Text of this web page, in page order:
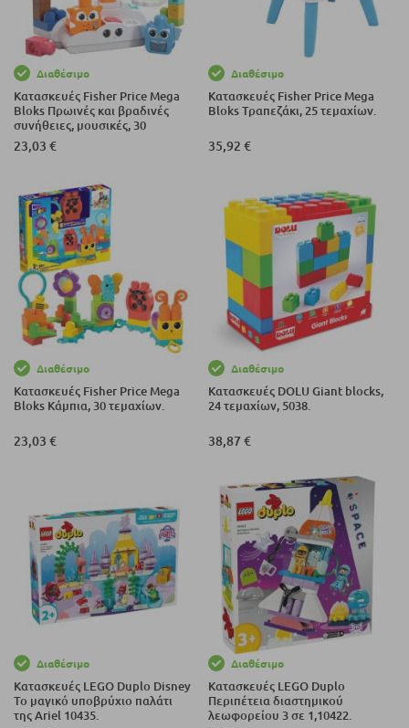
Διαθέσιμο
Κατασκευές Fisher Price Mega
Bloks Πρωινές και βραδινές
συνήθειες, μουσικές, 30
τεμαχίων.
23,03 €
Διαθέσιμο
Κατασκευές Fisher Price Mega
Bloks Τραπεζάκι, 25 τεμαχίων.
35,92 €
Διαθέσιμο
Κατασκευές Fisher Price Mega
Bloks Κάμπια, 30 τεμαχίων.
23,03 €
Διαθέσιμο
Κατασκευές DOLU Giant blocks,
24 τεμαχίων, 5038.
38,87 €
Διαθέσιμο
Κατασκευές LEGO Duplo Disney
Το μαγικό υποβρύχιο παλάτι
της Ariel 10435.
Διαθέσιμο
Κατασκευές LEGO Duplo
Περιπέτεια διαστημικού
λεωφορείου 3 σε 1,10422.